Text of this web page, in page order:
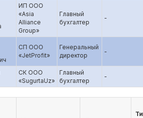
ИП ООО
«Asia
Alliance
Group»
Главный
бухгалтер
-
СП ООО
«JetProfit»
Генеральный
директор
-
СК ООО
«SugurtaUz»
Главный
бухгалтер
-